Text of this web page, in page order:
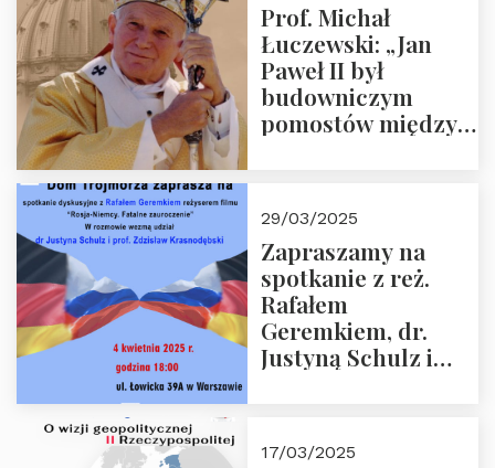
Prof. Michał
Łuczewski: „Jan
Paweł II był
budowniczym
pomostów między
29/03/2025
Zapraszamy na
spotkanie z reż.
Rafałem
Geremkiem, dr.
Justyną Schulz i
17/03/2025